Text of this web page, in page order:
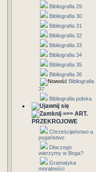
Bibliografia 29
Bibliografia 30
Bibliografia 31
Bibliografia 32
Bibliografia 33
Bibliografia 34
Bibliografia 35
Bibliografia 36
Bibliografia
37
Bibliografia polska
=>> ART.
PRZEKROJOWE
Chrześcijaństwo a
pogaństwo
Dlaczego
wierzymy w Boga?
Gramatyka
moralności